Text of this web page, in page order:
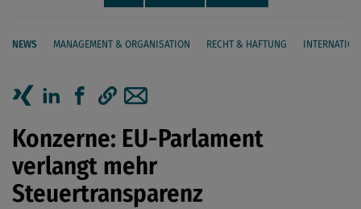
NEWS MANAGEMENT & ORGANISATION RECHT & HAFTUNG
Seiteninhalt
Konzerne: EU-Parlament
verlangt mehr
Steuertransparenz